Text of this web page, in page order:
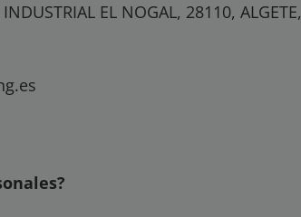
EL NOGAL, 28110, ALGETE,